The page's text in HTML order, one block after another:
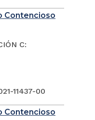
Contencioso
C:
11437-00
Contencioso